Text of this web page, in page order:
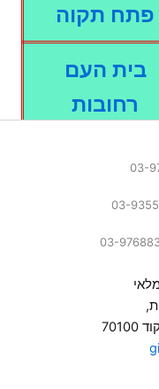
פתח תקוה
בית העם
רחובות
הבמה
הרצליה